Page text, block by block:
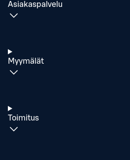
Asiakaspalvelu
Myymälät
Toimitus